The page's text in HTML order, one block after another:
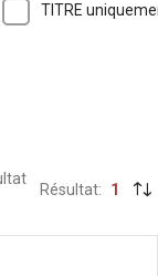
TITRE
Résultat 1